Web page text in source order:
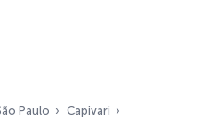
Paulo
Capivari